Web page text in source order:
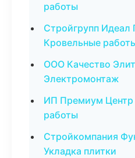
работы
Стройгрупп Идеал
Кровельные
ООО Качество
Электромонтаж
ИП Премиум
работы
Стройкомпания
Укладка плитки